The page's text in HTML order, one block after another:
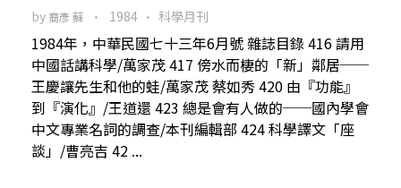
by 裔彥 蘇 1984 科學月刊
1984年，中華民國七十三年6月號 雜誌目錄 416 請用
中國話講科學/萬家茂 417 傍水而棲的「新」鄰居──
王慶讓先生和他的蛙/萬家茂 蔡如秀 420 由『功能』
到『演化』/王道還 423 總是會有人做的──國內學會
中文專業名詞的調查/本刊編輯部 424 科學譯文「座
談」/曹亮吉 42 ...